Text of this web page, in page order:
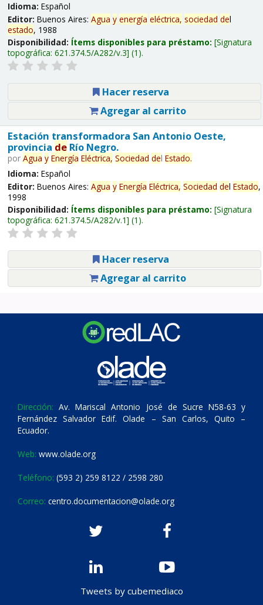
Idioma: Español
Editor: Buenos Aires: Agua y energía eléctrica, sociedad del
estado, 1988
Disponibilidad: Ítems disponibles para préstamo: Signatura
topográfica: 621.374.5/A282/v.3 (1).
Hacer reserva
Agregar al carrito
Estación transformadora San Antonio Oeste,
provincia deRío Negro.
por Agua y Energía Eléctrica, Sociedad del Estado.
Idioma: Español
Editor: Buenos Aires: Agua y Energía Eléctrica, Sociedad del Estado,
1998
Disponibilidad: Ítems disponibles para préstamo: Signatura
topográfica: 621.374.5/A282/v.1 (1).
Hacer reserva
Agregar al carrito
Dirección: Av. Mariscal Antonio José de Sucre N58-63 y
Fernández Salvador Edif. Olade – San Carlos, Quito –
Ecuador.
Web: www.olade.org
Teléfono: (593 2) 259 8122 / 2598 280
Correo: centro.documentacion@olade.org
Tweets by cubemediaco